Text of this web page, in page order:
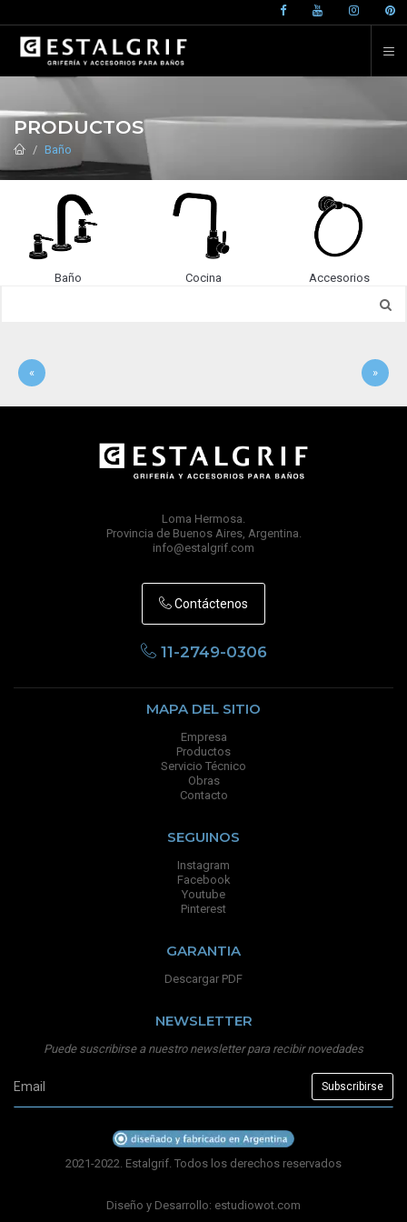
PRODUCTOS
Baño
Baño Cocina Accesorios
« »
Loma Hermosa.
Provincia de Buenos Aires, Argentina.
info@estalgrif.com
Contáctenos
11-2749-0306
MAPA DEL SITIO
Empresa
Productos
Servicio Técnico
Obras
Contacto
SEGUINOS
Instagram
Facebook
Youtube
Pinterest
GARANTIA
Descargar PDF
NEWSLETTER
Puede suscribirse a nuestro newsletter para recibir novedades
2021-2022. Estalgrif. Todos los derechos reservados
Diseño y Desarrollo: estudiowot.com